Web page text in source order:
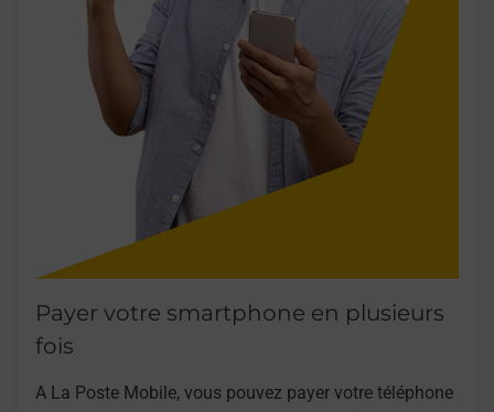
Payer votre smartphone en plusieurs
fois
A La Poste Mobile, vous pouvez payer votre téléphone